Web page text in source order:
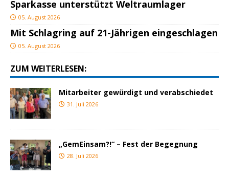
Sparkasse unterstützt Weltraumlager
05. August 2026
Mit Schlagring auf 21-Jährigen eingeschlagen
05. August 2026
ZUM WEITERLESEN:
Mitarbeiter gewürdigt und verabschiedet
31. Juli 2026
„GemEinsam?!“ – Fest der Begegnung
28. Juli 2026